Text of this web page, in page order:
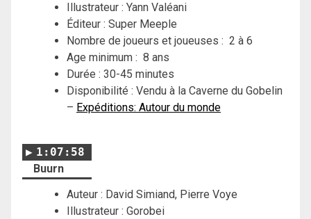
Illustrateur : Yann Valéani
Éditeur : Super Meeple
Nombre de joueurs et joueuses : 2 à 6
Age minimum : 8 ans
Durée : 30-45 minutes
Disponibilité : Vendu à la Caverne du Gobelin
– Expéditions: Autour du monde
1:07:58
Buurn
Auteur : David Simiand, Pierre Voye
Illustrateur : Gorobei